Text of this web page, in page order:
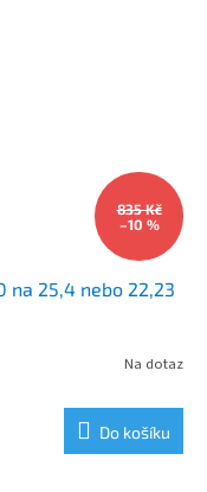
835 Kč
–10 %
na 25,4 nebo 22,23
Na dotaz
Do košíku